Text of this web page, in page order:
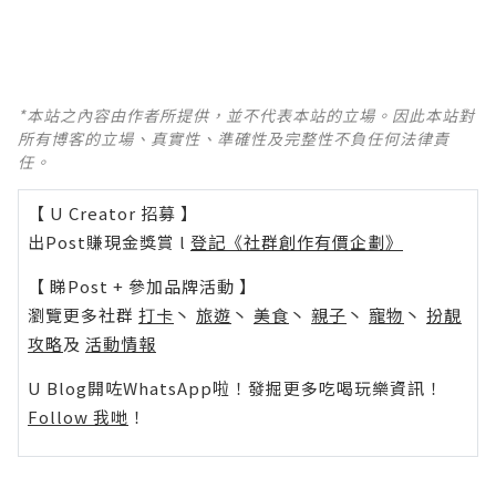
*本站之內容由作者所提供，並不代表本站的立場。因此本站對
所有博客的立場、真實性、準確性及完整性不負任何法律責
任。
【 U Creator 招募 】
出Post賺現金獎賞 l 登記《社群創作有價企劃》
【 睇Post + 參加品牌活動 】
瀏覽更多社群 打卡 丶 旅遊 丶 美食 丶 親子 丶 寵物 丶 扮靚
攻略及 活動情報
U Blog開咗WhatsApp啦！發掘更多吃喝玩樂資訊！
Follow 我哋 ！